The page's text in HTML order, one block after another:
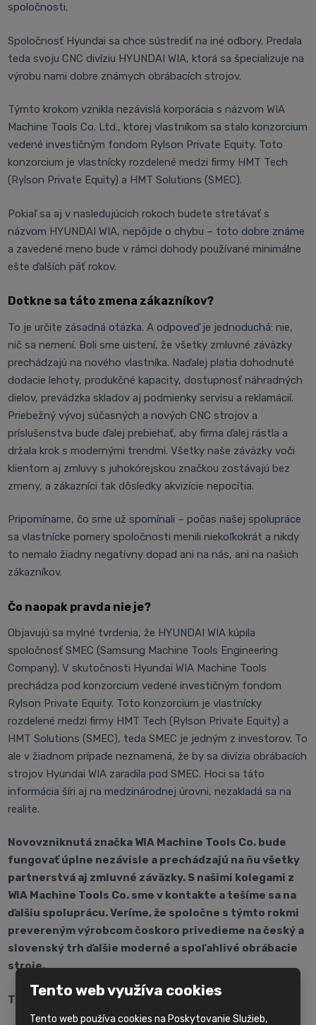
spoločnosti.
Spoločnosť Hyundai sa chce sústrediť na iné odbory. Predala
teda svoju CNC divíziu HYUNDAI WIA, ktorá sa špecializuje na
výrobu nami dobre známych obrábacích strojov.
Týmto krokom vznikla nezávislá korporácia s názvom WIA
Machine Tools Co. Ltd., ktorej vlastníkom sa stalo konzorcium
vedené investičným fondom Rylson Private Equity. Toto
konzorcium je vlastnícky rozdelené medzi firmy HMT Tech
(Rylson Private Equity) a HMT Solutions (SMEC).
Pokiaľ sa aj v nasledujúcich rokoch budete stretávať s
názvom HYUNDAI WIA, nepôjde o chybu – toto dobre známe
a zavedené meno bude v rámci dohody používané minimálne
ešte ďalších päť rokov.
Dotkne sa táto zmena zákazníkov?
To je určite zásadná otázka. A odpoveď je jednoduchá: nie,
nič sa nemení. Boli sme uistení, že všetky zmluvné záväzky
prechádzajú na nového vlastníka. Naďalej platia dohodnuté
dodacie lehoty, produkčné kapacity, dostupnosť náhradných
dielov, prevádzka skladov aj podmienky servisu a reklamácií.
Priebežný vývoj súčasných a nových CNC strojov a
príslušenstva bude ďalej prebiehať, aby firma ďalej rástla a
držala krok s modernými trendmi. Všetky naše záväzky voči
klientom aj zmluvy s juhokórejskou značkou zostávajú bez
zmeny, a zákazníci tak dôsledky akvizície nepocítia.
Pripomíname, čo sme už spomínali – počas našej spolupráce
sa vlastnícke pomery spoločnosti menili niekoľkokrát a nikdy
to nemalo žiadny negatívny dopad ani na nás, ani na našich
zákazníkov.
Čo naopak pravda nie je?
Objavujú sa mylné tvrdenia, že HYUNDAI WIA kúpila
spoločnosť SMEC (Samsung Machine Tools Engineering
Company). V skutočnosti Hyundai WIA Machine Tools
prechádza pod konzorcium vedené investičným fondom
Rylson Private Equity. Toto konzorcium je vlastnícky
rozdelené medzi firmy HMT Tech (Rylson Private Equity) a
HMT Solutions (SMEC), teda SMEC je jedným z investorov. To
ale v žiadnom prípade neznamená, že by sa divízia obrábacích
strojov Hyundai WIA zaradila pod SMEC. Hoci sa táto
informácia šíri aj na medzinárodnej úrovni, nezakladá sa na
realite.
Novovzniknutá značka WIA Machine Tools Co. bude
fungovať úplne nezávisle a prechádzajú na ňu všetky
partnerstvá aj zmluvné záväzky. S našimi kolegami z
WIA Machine Tools Co. sme v kontakte a tešíme sa na
ďalšiu spoluprácu. Veríme, že spoločne s týmto rokmi
prevereným výrobcom čoskoro privedieme na český a
slovenský trh ďalšie moderné a spoľahlivé obrábacie
stroje.
Tešíme sa na ďalšiu spoluprácu!
Tento web využíva cookies
Tento web používa cookies na Poskytovanie Služieb,